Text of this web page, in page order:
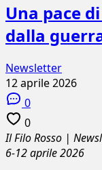
Una pace
dalla
Newsletter
12 aprile 2026
0
0
Il Filo Rosso |
6-12 aprile 2026